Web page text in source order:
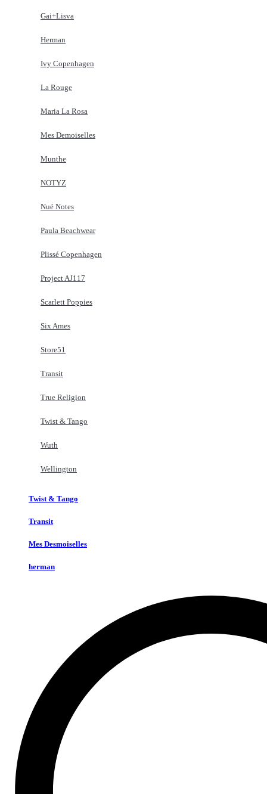
Gai+Lisva
Herman
Ivy Copenhagen
La Rouge
Maria La Rosa
Mes Demoiselles
Munthe
NOTYZ
Nué Notes
Paula Beachwear
Plissé Copenhagen
Project AJ117
Scarlett Poppies
Six Ames
Store51
Transit
True Religion
Twist & Tango
Wuth
Wellington
Twist & Tango
Transit
Mes Desmoiselles
herman